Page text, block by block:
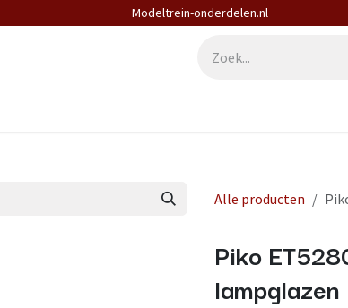
Modeltrein-onderdelen.nl
Alle producten
Piko
lampglazen